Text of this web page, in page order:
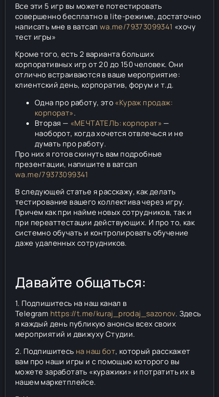
Все эти 5 игр вы можете потестировать
совершенно бесплатно в lite-режиме, достаточно
написать мне в ватсап wa.me/79373099341 «хочу
тест игры»
Кроме того, есть 2 варианта больших
корпоративных игр от 20 до 150 человек. Они
отлично встраиваются в ваше мероприятие:
клиентский день, корпоратив, форум и т.д.
Одна про работу, это«Кураж продаж:
корпорат».
Вторая — «МЕЧТАТЕЛЬ: корпорат» —
наоборот, когда хочется отвлечься и не
думать про работу.
Про них я готов скинуть вам подробные
презентации, напишите в ватсап
wa.me/79373099341
В следующей статье я расскажу, как делать
тестирование вашего коллектива через игру.
Причем как при найме новых сотрудников, так и
при переаттестации действующих. И про то, как
системно обучать и контролировать обучение
даже удаленных сотрудников.
Давайте общаться:
1. Подпишитесь на наш канал в
Telegram https://t.me/kuraj_prodaj_sazonov. Здесь
я каждый день публикую анонсы всех своих
мероприятий и движуху Студии.
2. Подпишитесь на наш бот, который расскажет
вам про наши игры и с помощью которого вы
можете заработать «куражики» и потратить их в
нашем маркетплейсе.